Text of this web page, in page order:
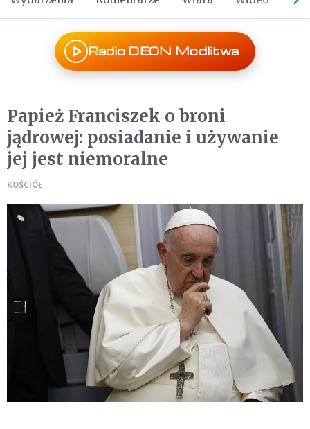
Radio DEON Modlitwa
Papież Franciszek o broni
jądrowej: posiadanie i używanie
jej jest niemoralne
KOŚCIÓŁ